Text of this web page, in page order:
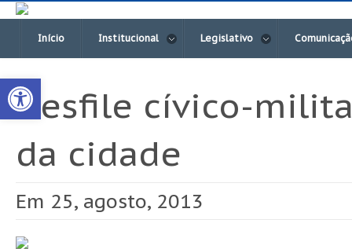
Open toolbar
Início Institucional Legislativo
Desfile cívico-
da cidade
Em 25, agosto, 2013